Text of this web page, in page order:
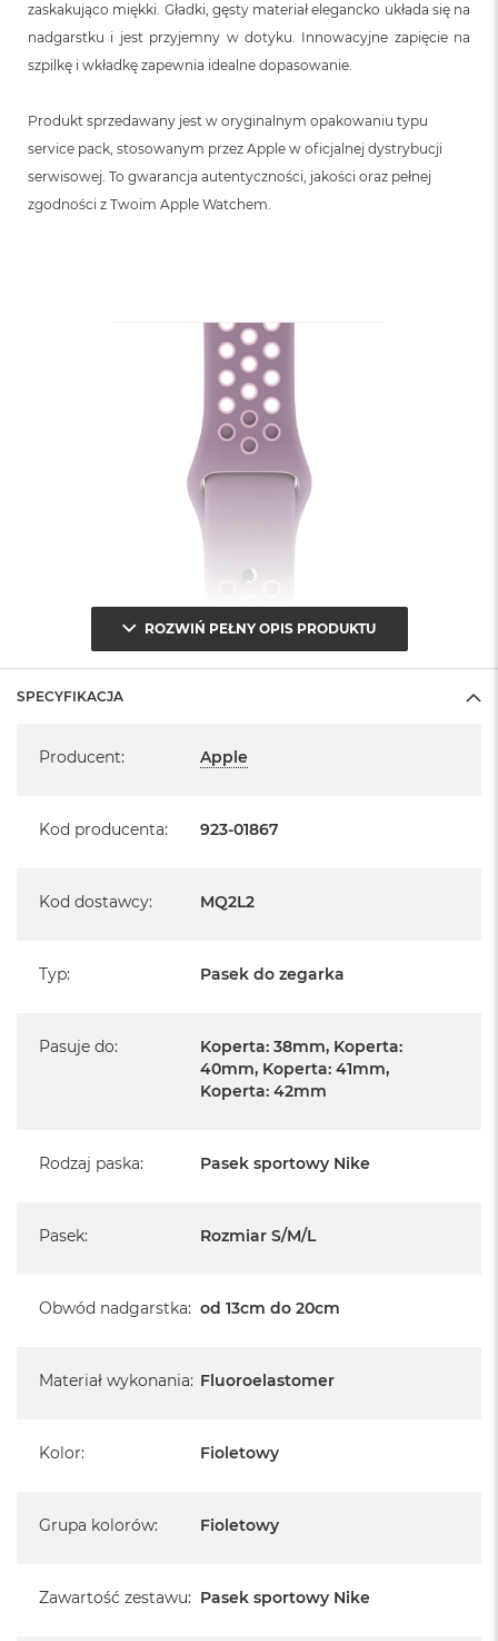
zaskakująco miękki. Gładki, gęsty materiał elegancko układa się na
nadgarstku i jest przyjemny w dotyku. Innowacyjne zapięcie na
szpilkę i wkładkę zapewnia idealne dopasowanie.
Produkt sprzedawany jest w oryginalnym opakowaniu typu
service pack, stosowanym przez Apple w oficjalnej dystrybucji
serwisowej. To gwarancja autentyczności, jakości oraz pełnej
zgodności z Twoim Apple Watchem.
ROZWIŃ PEŁNY OPIS PRODUKTU
SPECYFIKACJA
Producent: Apple
Kod producenta: 923-01867
Kod dostawcy: MQ2L2
Typ: Pasek do zegarka
Pasuje do:
Koperta: 38mm, Koperta:
40mm, Koperta: 41mm,
Koperta: 42mm
Rodzaj paska: Pasek sportowy Nike
Pasek: Rozmiar S/M/L
Obwód nadgarstka: od 13cm do 20cm
Materiał wykonania: Fluoroelastomer
Kolor: Fioletowy
Grupa kolorów: Fioletowy
Zawartość zestawu: Pasek sportowy Nike